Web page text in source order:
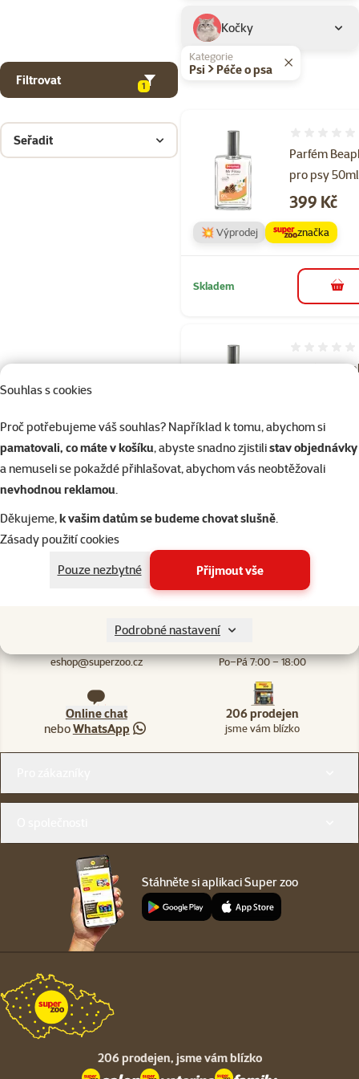
Souhlas s cookies
Proč potřebujeme váš souhlas? Například k tomu, abychom si
pamatovali, co máte v košíku, abyste snadno zjistilistav objednávky
a nemuseli se pokaždé přihlašovat, abychom vás neobtěžovali
nevhodnou reklamou.
Děkujeme,k vašim datům se budeme chovat slušně.
Zásady použití cookies
Pouze nezbytné
Přijmout vše
Podrobné nastavení
Kočky
Filtrovat 1
Kategorie
Psi > Péče o psa
Seřadit
Parfém
pro psy 50ml
Cena
399 Kč
💥 Výprodej značka
Skladem do
Parfém
💥 Výprodej značka
eshop@superzoo.cz Po–Pá 7:00 – 18:00
Online chat
neboWhatsApp
206 prodejen
jsme vám blízko
Stáhněte si aplikaci Super zoo
206 prodejen, jsme vám blízko